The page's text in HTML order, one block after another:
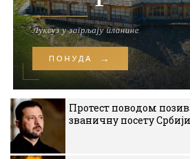
Протест поводом
званичну посету Србији